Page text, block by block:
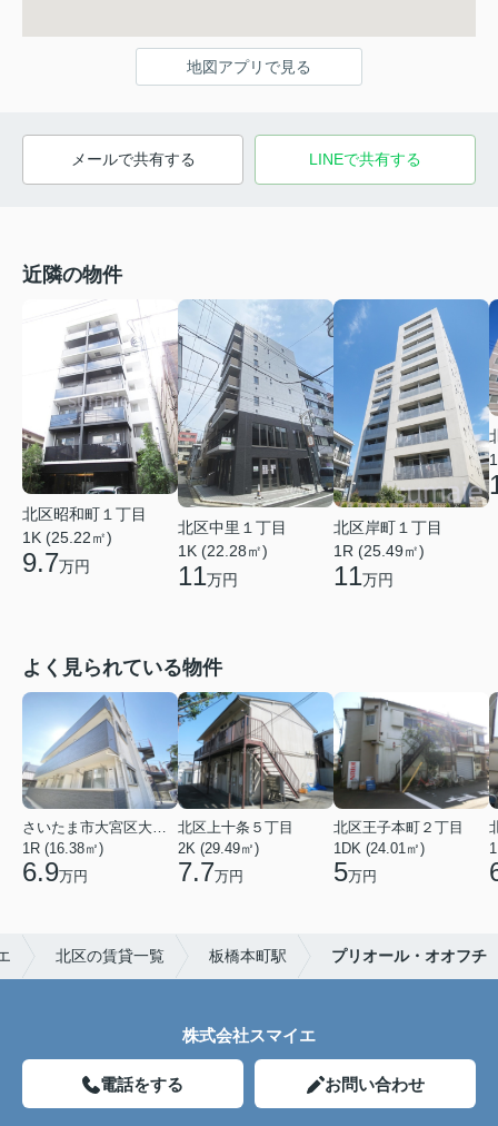
地図アプリで見る
メールで共有する LINEで共有する
近隣の物件
北区昭和町１丁目
1K (25.22㎡)
9.7万円
北区中里１丁目
1K (22.28㎡)
11万円
北区岸町１丁目
1R (25.49㎡)
11万円
よく見られている物件
1R (16.38㎡)
6.9万円
北区上十条５丁目
2K (29.49㎡)
7.7万円
北区王子本町２丁目
1DK (24.01㎡)
5万円
北区の賃貸一覧 板橋本町駅 プリオール・オオフチ
株式会社スマイエ
電話をする お問い合わせ